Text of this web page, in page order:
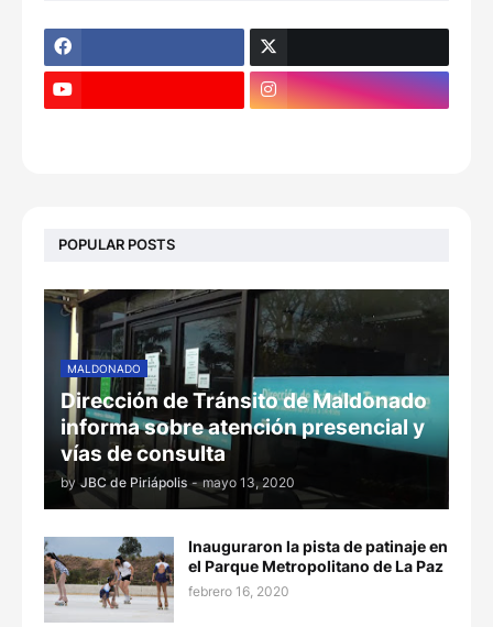
POPULAR POSTS
MALDONADO
Dirección de Tránsito de Maldonado
informa sobre atención presencial y
vías de consulta
by JBC de Piriápolis - mayo 13, 2020
Inauguraron la pista de patinaje en
el Parque Metropolitano de La Paz
febrero 16, 2020